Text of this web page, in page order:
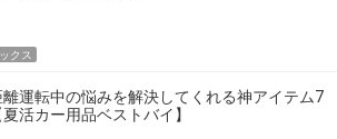
クス
離運転中の悩みを解決してくれる神アイテム7
活カー用品ベストバイ】